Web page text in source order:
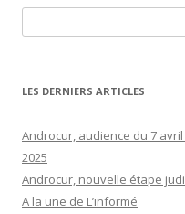
LES DERNIERS ARTICLES
Androcur, audience du 7
2025
Androcur, nouvelle étape
A la une de L’informé